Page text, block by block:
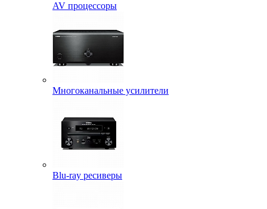
AV процессоры
Многоканальные усилители
Blu-ray ресиверы